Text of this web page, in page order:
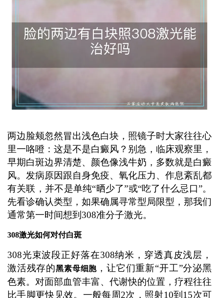
两边脸颊忽然冒出浅色白块，照镜子时大家往往心
里一咯噔：这是不是白癜风？别急，临床观察里，
早期白斑边界清楚、颜色像浅牛奶，多数就是白癜
风。发病原因跟自身免疫、氧化压力、作息紊乱都
有关联，并不是单纯“晒少了”或“吃了什么忌口”。
先看诊确认类型，如果确属寻常型局限型，那我们
通常第一时间想到308准分子激光。
308激光如何对付白斑
308光束波段正好落在308纳米，穿透真皮浅层，
激活残存的黑素母细胞 ，让它们重新“开工”分泌黑
色素。对面部血管丰富、代谢快的位置，疗程往往
比手脚更快见效。一般每周2次，照射10到15次可